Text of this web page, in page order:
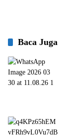
Baca Juga